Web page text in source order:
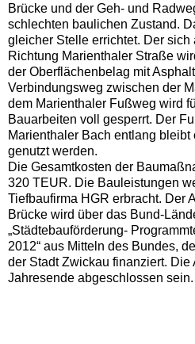
Brücke und der Geh- und
schlechten baulichen Zustand.
gleicher Stelle errichtet. Der
Richtung Marienthaler Straße
der Oberflächenbelag mit
Verbindungsweg zwischen der
dem Marienthaler Fußweg wird
Bauarbeiten voll gesperrt. Der
Marienthaler Bach entlang
genutzt werden.
Die Gesamtkosten der
320 TEUR. Die Bauleistungen
Tiefbaufirma HGR erbracht. Der
Brücke wird über das Bund-
„Städtebauförderung-
2012“ aus Mitteln des Bundes,
der Stadt Zwickau finanziert. Die
Jahresende abgeschlossen sein.